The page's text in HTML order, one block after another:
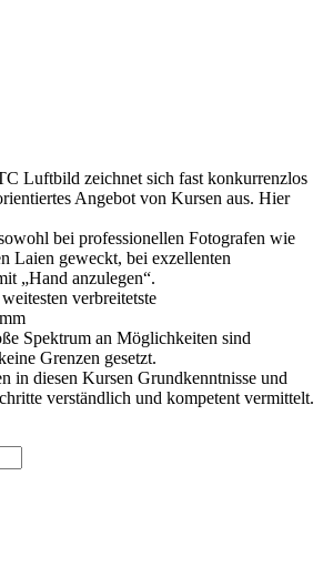
Luftbild zeichnet sich fast konkurrenzlos
Angebot von Kursen aus. Hier
bei professionellen Fotografen wie
Laien geweckt, bei exzellenten
„Hand anzulegen“.
verbreitetste
Spektrum an Möglichkeiten sind
Grenzen gesetzt.
in diesen Kursen Grundkenntnisse und
verständlich und kompetent vermittelt.